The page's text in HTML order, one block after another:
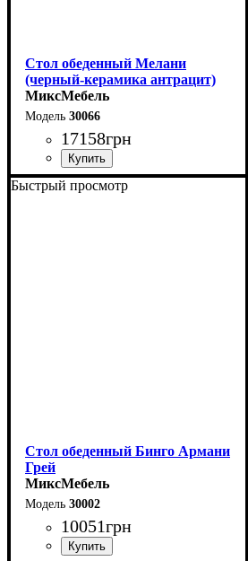
Стол обеденный Мелани
(черный-керамика антрацит)
МиксМебель
30066
17158грн
Быстрый просмотр
Стол обеденный Бинго Армани
Грей
МиксМебель
30002
10051грн